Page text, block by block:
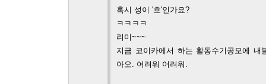
혹시 성이 '호'인가요?
ㅋㅋㅋㅋ
리미~~~
지금 코이카에서 하는 활동수기공모에
아오. 어려워 어려워.